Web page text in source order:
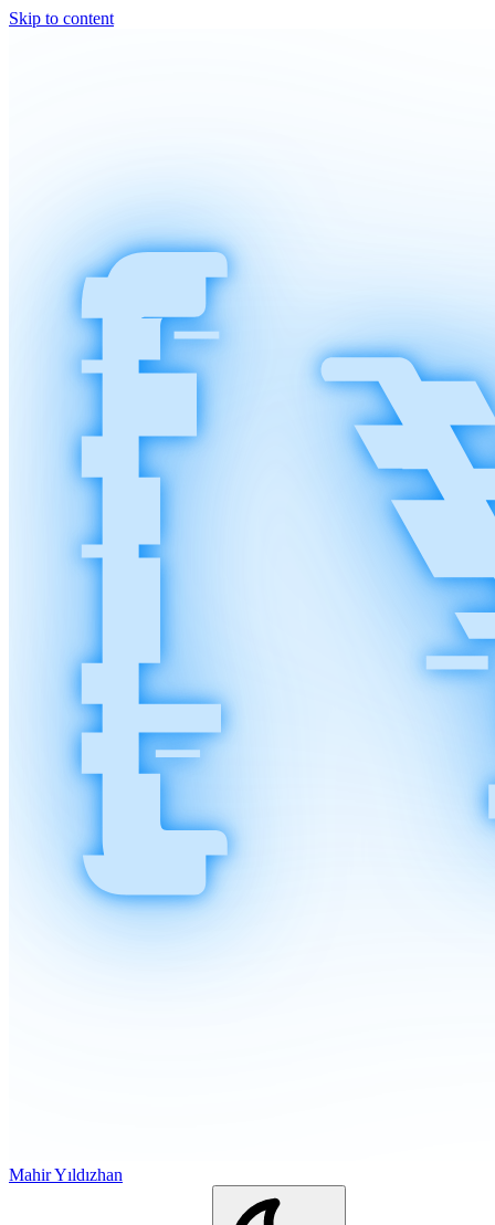
Skip to content
Mahir Yıldızhan